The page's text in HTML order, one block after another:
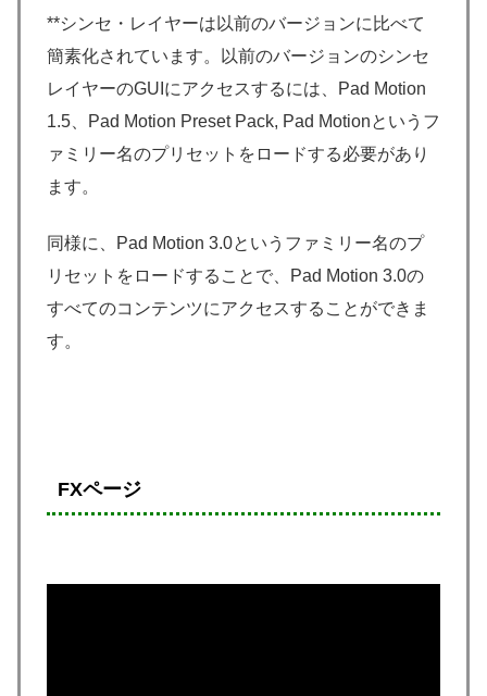
**シンセ・レイヤーは以前のバージョンに比べて
簡素化されています。以前のバージョンのシンセ
レイヤーのGUIにアクセスするには、Pad Motion
1.5、Pad Motion Preset Pack, Pad Motionというフ
ァミリー名のプリセットをロードする必要があり
ます。
同様に、Pad Motion 3.0というファミリー名のプ
リセットをロードすることで、Pad Motion 3.0の
すべてのコンテンツにアクセスすることができま
す。
FXページ